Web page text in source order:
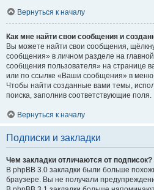
Вернуться к началу
Как мне найти свои сообщения и
Вы можете найти свои сообщения,
сообщения» в личном разделе на
сообщения пользователя» на странице
или по ссылке «Ваши сообщения» в
Чтобы найти созданные вами темы,
поиска, заполнив соответствующие поля.
Вернуться к началу
Подписки и закладки
Чем закладки отличаются от подписок?
В phpBB 3.0 закладки были больше
браузере. Вы не получали